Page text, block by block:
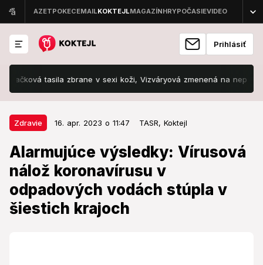
Prihlásiť
tasila zbrane v sexi koži, Vizváryová zmenená na nepoznanie!
Zdravie 16. apr. 2023 o 11:47 TASR, Koktejl
Alarmujúce výsledky: Vírusová
nálož koronavírusu v
odpadových vodách stúpla v
šiestich krajoch
Zdravie 16. apr. 2023 o 11:47
Alarmujúce výsledky: Vírusová
nálož koronavírusu v odpadových
vodách stúpla v šiestich krajoch
Počas monitoringu odpadových vôd zazanamenali
zvýšenú hladinu koronavírusu.